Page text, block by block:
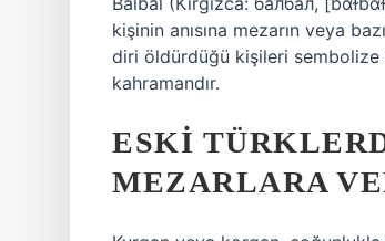
kişinin anısına mezarın veya
diri öldürdüğü kişileri sembolize
kahramandır.
ESKI
MEZARLARA